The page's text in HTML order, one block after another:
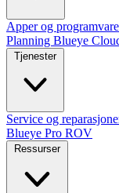
Apper og programvare
Planning Blueye
Tjenester
Service og
Blueye Pro ROV
Ressurser